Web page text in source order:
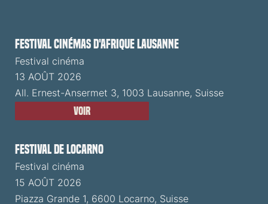
Festival cinémas d'Afrique Lausanne
Festival cinéma
13 AOÛT 2026
All. Ernest-Ansermet 3, 1003 Lausanne, Suisse
Voir
Festival de Locarno
Festival cinéma
15 AOÛT 2026
Piazza Grande 1, 6600 Locarno, Suisse